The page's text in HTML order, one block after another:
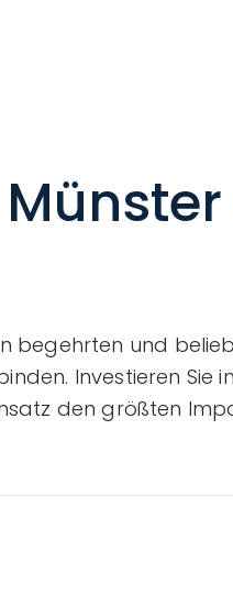
begehrten und
Investieren
den größten